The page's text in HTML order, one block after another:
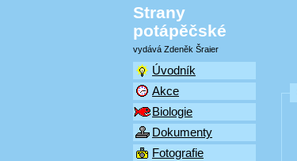
Strany
potápěčské
vydává Zdeněk Šraier
Úvodník
Akce
Biologie
Dokumenty
Fotografie